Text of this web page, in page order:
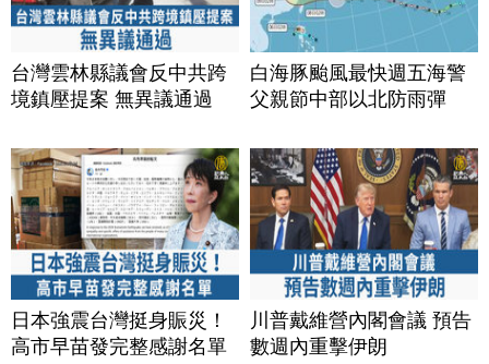
台灣雲林縣議會反中共跨
境鎮壓提案 無異議通過
白海豚颱風最快週五海警
父親節中部以北防雨彈
日本強震台灣挺身賑災！
高市早苗發完整感謝名單
川普戴維營內閣會議 預告
數週內重擊伊朗